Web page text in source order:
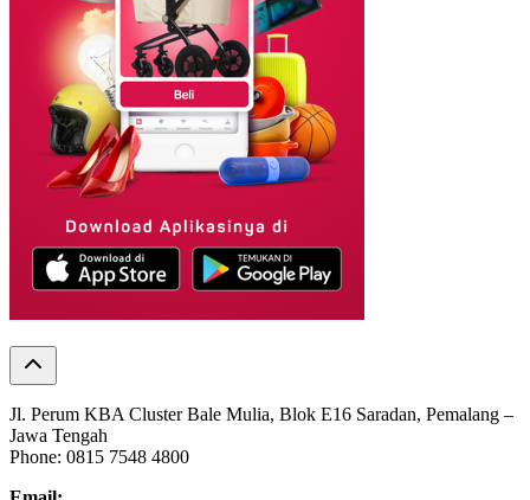
Jl. Perum KBA Cluster Bale Mulia, Blok E16 Saradan, Pemalang –
Jawa Tengah
Phone: 0815 7548 4800